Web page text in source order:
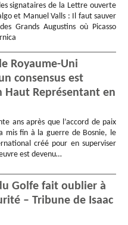
signataires de la Lettre ouverte
et Manuel Valls : Il faut sauver
Grands Augustins où Picasso
Royaume-Uni
consensus est
Haut Représentant en
ans après que l’accord de paix
mis fin à la guerre de Bosnie, le
créé pour en superviser
est devenu…
Golfe fait oublier à
– Tribune de Isaac